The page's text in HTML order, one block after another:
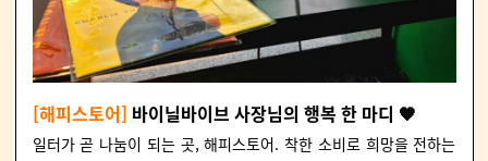
[해피스토어] 바이닐바이브 사장님의 행복 한 마디 🧡
일터가 곧 나눔이 되는 곳, 해피스토어. 착한 소비로 희망을 전하는